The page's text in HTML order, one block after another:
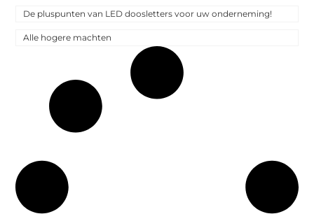
De pluspunten van LED doosletters voor uw onderneming!
Alle hogere machten